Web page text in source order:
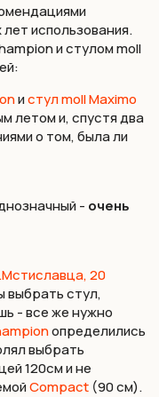
использования.
и стулом moll
истул moll Maximo
летом и, спустя два
о том, была ли
- очень
20
выбрать стул,
- все же нужно
определились
выбрать
120см и не
Compact (90 см).